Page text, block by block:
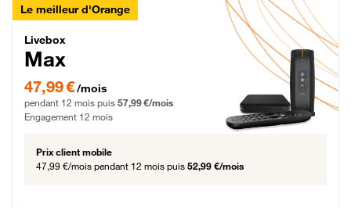
Le meilleur d'Orange
Livebox Max Fibre
Livebox
Max
47,99 € par mois pendant 12 mois puis 57,99 € par mois, Engagement 12 mois
47,99 €/mois
pendant 12 mois puis 57,99 €/mois
Engagement 12 mois
Prix client mobile
47,99 €/mois pendant 12 mois puis 52,99 €/mois